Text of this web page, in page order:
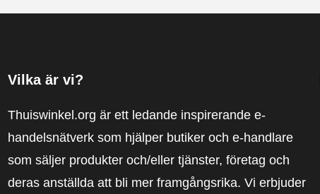
Vilka är vi?
Thuiswinkel.org är ett ledande inspirerande e-
handelsnätverk som hjälper butiker och e-handlare
som säljer produkter och/eller tjänster, företag och
deras anställda att bli mer framgångsrika. Vi erbjuder